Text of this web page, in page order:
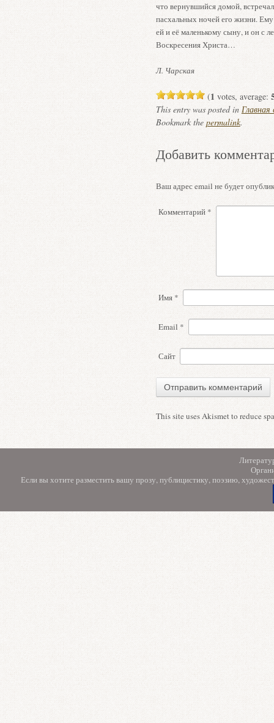
что вернувшийся домой,
пасхальных ночей его жизни.
ей и её маленькому сыну, и он с
Воскресения Христа…
Л. Чарская
(1 votes, average:
This entry was posted in
Bookmark the permalink.
Добавить
Ваш адрес email не будет
Комментарий *
Имя *
Email *
Сайт
This site uses Akismet to reduce
Если вы хотите разместить вашу прозу, публицистику, поэзию,